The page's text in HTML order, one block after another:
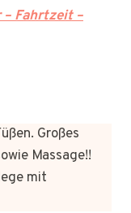
– Fahrtzeit –
Großes
Massage!!
mit